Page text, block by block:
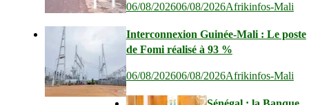
06/08/202606/08/2026Afrikinfos-Mali
Interconnexion Guinée-Mali : Le poste
de Fomi réalisé à 93 %
06/08/202606/08/2026Afrikinfos-Mali